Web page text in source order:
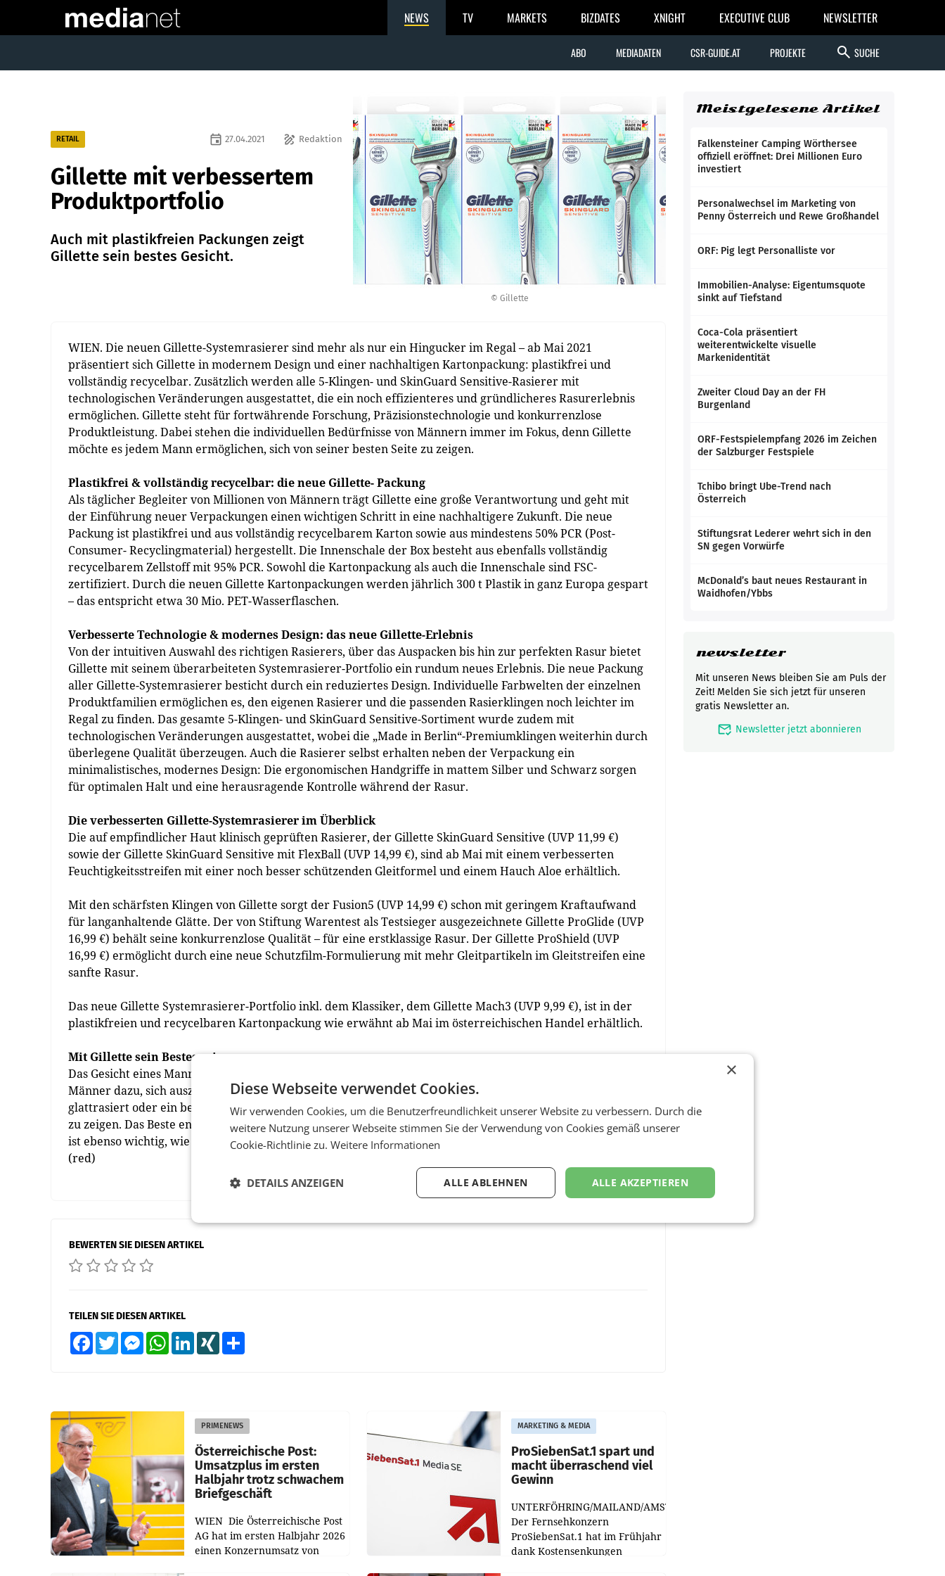
NEWS TV MARKETS BIZDATES XNIGHT EXECUTIVE CLUB NEWSLETTER
ABO MEDIADATEN CSR-GUIDE.AT PROJEKTE search SUCHE
© Gillette
RETAIL draw Redaktion
event 27.04.2021
Gillette mit verbessertem
Produktportfolio
Auch mit plastikfreien Packungen zeigt
Gillette sein bestes Gesicht.
WIEN. Die neuen Gillette-Systemrasierer sind mehr als nur ein Hingucker im Regal – ab Mai 2021
präsentiert sich Gillette in modernem Design und einer nachhaltigen Kartonpackung: plastikfrei und
vollständig recycelbar. Zusätzlich werden alle 5-Klingen- und SkinGuard Sensitive-Rasierer mit
technologischen Veränderungen ausgestattet, die ein noch effizienteres und gründlicheres Rasurerlebnis
ermöglichen. Gillette steht für fortwährende Forschung, Präzisionstechnologie und konkurrenzlose
Produktleistung. Dabei stehen die individuellen Bedürfnisse von Männern immer im Fokus, denn Gillette
möchte es jedem Mann ermöglichen, sich von seiner besten Seite zu zeigen.
Plastikfrei & vollständig recycelbar: die neue Gillette- Packung
Als täglicher Begleiter von Millionen von Männern trägt Gillette eine große Verantwortung und geht mit
der Einführung neuer Verpackungen einen wichtigen Schritt in eine nachhaltigere Zukunft. Die neue
Packung ist plastikfrei und aus vollständig recycelbarem Karton sowie aus mindestens 50% PCR (Post-
Consumer- Recyclingmaterial) hergestellt. Die Innenschale der Box besteht aus ebenfalls vollständig
recycelbarem Zellstoff mit 95% PCR. Sowohl die Kartonpackung als auch die Innenschale sind FSC-
zertifiziert. Durch die neuen Gillette Kartonpackungen werden jährlich 300 t Plastik in ganz Europa gespart
– das entspricht etwa 30 Mio. PET-Wasserflaschen.
Verbesserte Technologie & modernes Design: das neue Gillette-Erlebnis
Von der intuitiven Auswahl des richtigen Rasierers, über das Auspacken bis hin zur perfekten Rasur bietet
Gillette mit seinem überarbeiteten Systemrasierer-Portfolio ein rundum neues Erlebnis. Die neue Packung
aller Gillette-Systemrasierer besticht durch ein reduziertes Design. Individuelle Farbwelten der einzelnen
Produktfamilien ermöglichen es, den eigenen Rasierer und die passenden Rasierklingen noch leichter im
Regal zu finden. Das gesamte 5-Klingen- und SkinGuard Sensitive-Sortiment wurde zudem mit
technologischen Veränderungen ausgestattet, wobei die „Made in Berlin“-Premiumklingen weiterhin durch
überlegene Qualität überzeugen. Auch die Rasierer selbst erhalten neben der Verpackung ein
minimalistisches, modernes Design: Die ergonomischen Handgriffe in mattem Silber und Schwarz sorgen
für optimalen Halt und eine herausragende Kontrolle während der Rasur.
Die verbesserten Gillette-Systemrasierer im Überblick
Die auf empfindlicher Haut klinisch geprüften Rasierer, der Gillette SkinGuard Sensitive (UVP 11,99 €)
sowie der Gillette SkinGuard Sensitive mit FlexBall (UVP 14,99 €), sind ab Mai mit einem verbesserten
Feuchtigkeitsstreifen mit einer noch besser schützenden Gleitformel und einem Hauch Aloe erhältlich.
Mit den schärfsten Klingen von Gillette sorgt der Fusion5 (UVP 14,99 €) schon mit geringem Kraftaufwand
für langanhaltende Glätte. Der von Stiftung Warentest als Testsieger ausgezeichnete Gillette ProGlide (UVP
16,99 €) behält seine konkurrenzlose Qualität – für eine erstklassige Rasur. Der Gillette ProShield (UVP
16,99 €) ermöglicht durch eine neue Schutzfilm-Formulierung mit mehr Gleitpartikeln im Gleitstreifen eine
sanfte Rasur.
Das neue Gillette Systemrasierer-Portfolio inkl. dem Klassiker, dem Gillette Mach3 (UVP 9,99 €), ist in der
plastikfreien und recycelbaren Kartonpackung wie erwähnt ab Mai im österreichischen Handel erhältlich.
Mit Gillette sein Bestes zeigen
Das Gesicht eines Mannes formt die Identität und ist Ausdruck der eigenen Individualität. Gillette inspiriert
Männer dazu, sich auszudrücken und den Look zu kreieren, mit dem sie sich am wohlsten fühlen. Ob
glattrasiert oder ein bestimmter Bartstyle – Gillette bietet für jeden die perfekten Produkte, um sein Bestes
zu zeigen. Das Beste endet dabei aber nicht bei der Rasur: Die Möglichkeit, seinen eigenen Look zu finden,
ist ebenso wichtig, wie nachhaltige Entscheidungen im Alltag zu treffen und für andere ein Vorbild zu sein.
(red)
BEWERTEN SIE DIESEN ARTIKEL
TEILEN SIE DIESEN ARTIKEL
FacebookTwitter MessengerWhatsAppLinkedInXING
PRIMENEWS
Österreichische Post:
Umsatzplus im ersten
Halbjahr trotz schwachem
Briefgeschäft
WIEN Die Österreichische Post
AG hat im ersten Halbjahr 2026
einen Konzernumsatz von
MARKETING & MEDIA
ProSiebenSat.1 spart und
macht überraschend viel
Gewinn
UNTERFÖHRING/MAILAND/AMSTERDAM.
Der Fernsehkonzern
ProSiebenSat.1 hat im Frühjahr
dank Kostensenkungen
Meistgelesene Artikel
Falkensteiner Camping Wörthersee
offiziell eröffnet: Drei Millionen Euro
investiert
Personalwechsel im Marketing von
Penny Österreich und Rewe Großhandel
ORF: Pig legt Personalliste vor
Immobilien-Analyse: Eigentumsquote
sinkt auf Tiefstand
Coca-Cola präsentiert
weiterentwickelte visuelle
Markenidentität
Zweiter Cloud Day an der FH
Burgenland
ORF-Festspielempfang 2026 im Zeichen
der Salzburger Festspiele
Tchibo bringt Ube-Trend nach
Österreich
Stiftungsrat Lederer wehrt sich in den
SN gegen Vorwürfe
McDonald’s baut neues Restaurant in
Waidhofen/Ybbs
newsletter
Mit unseren News bleiben Sie am Puls der
Zeit! Melden Sie sich jetzt für unseren
gratis Newsletter an.
mark_email_read Newsletter jetzt abonnieren
×
Diese Webseite verwendet Cookies.
Wir verwenden Cookies, um die Benutzerfreundlichkeit unserer Website zu verbessern. Durch die
weitere Nutzung unserer Webseite stimmen Sie der Verwendung von Cookies gemäß unserer
Cookie-Richtlinie zu. Weitere Informationen
ALLE AKZEPTIEREN
ALLE ABLEHNEN
DETAILS ANZEIGEN